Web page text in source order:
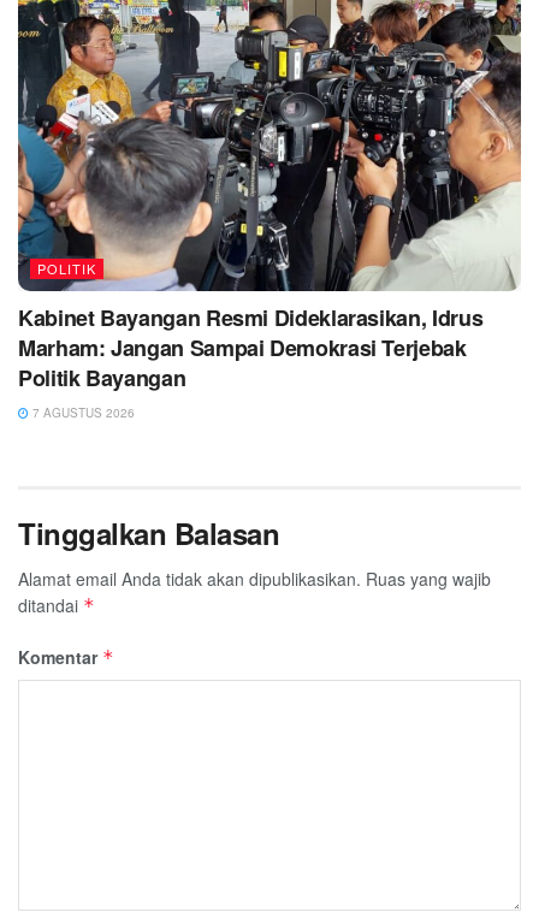
POLITIK
Kabinet Bayangan Resmi Dideklarasikan, Idrus
Marham: Jangan Sampai Demokrasi Terjebak
Politik Bayangan
7 AGUSTUS 2026
Tinggalkan Balasan
Alamat email Anda tidak akan dipublikasikan. Ruas yang wajib
ditandai *
Komentar *